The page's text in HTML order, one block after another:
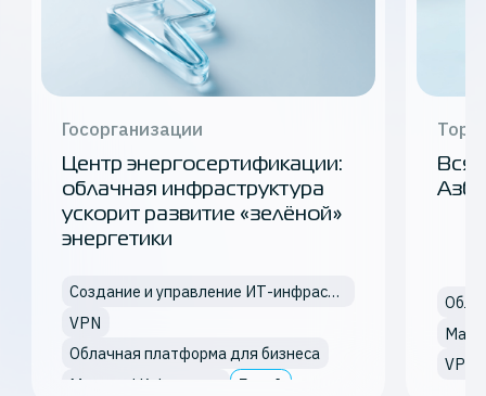
Госорганизации
Центр энергосертификации:
облачная инфраструктура
ускорит развитие «зелёной»
энергетики
Создание и управление ИТ-инфраструктурой
VPN
Облачная платформа для бизнеса
Managed Kubernetes
Еще 1
Вся
VPN